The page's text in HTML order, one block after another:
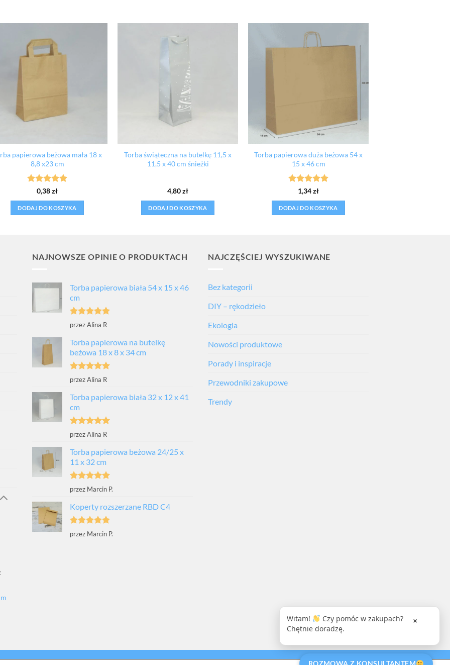
papierowa beżowa mała 18 x
8,8 x23 cm
Oceniono
0,38zł
DODAJ DO KOSZYKA
Torba świąteczna na butelkę 11,5 x
11,5 x 40 cm śnieżki
4,80zł
DODAJ DO KOSZYKA
Torba papierowa duża beżowa 54 x
15 x 46 cm
Oceniono
1,34zł
DODAJ DO KOSZYKA
NAJNOWSZE OPINIE O PRODUKTACH
Torba papierowa biała 54 x 15 x 46
cm
Oceniono5
na 5
przez Alina R
Torba papierowa na butelkę
beżowa 18 x 8 x 34 cm
Oceniono5
na 5
przez Alina R
Torba papierowa biała 32 x 12 x 41
cm
Oceniono5
na 5
przez Alina R
Torba papierowa beżowa 24/25 x
11 x 32 cm
Oceniono5
na 5
przez Marcin P.
Koperty rozszerzane RBD C4
Oceniono5
na 5
przez Marcin P.
NAJCZĘŚCIEJ WYSZUKIWANE
Bez kategorii
DIY – rękodzieło
Ekologia
Nowości produktowe
Porady i inspiracje
Przewodniki zakupowe
Trendy
OPINIE O AWIH
ROZMOWA Z KONSULTANTEM
×
Witam!
Czy pomóc w zakupach?
Chętnie doradzę.